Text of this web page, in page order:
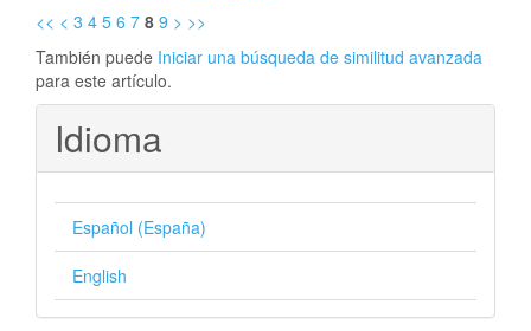
<< < 3 4 5 6 7 8 9 > >>
También puede Iniciar una búsqueda de similitud avanzada
para este artículo.
Idioma
Español (España)
English